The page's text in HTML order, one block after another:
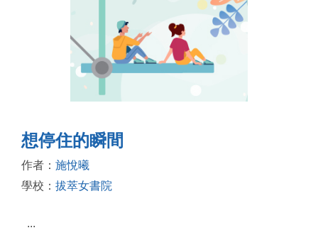
想停住的瞬間
作者： 施悅曦
學校： 拔萃女書院
...